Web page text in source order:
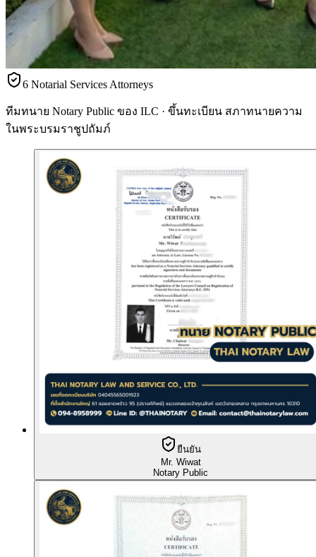
6 Notarial Services Attorneys
ทีมทนาย Notary Public ของ ILC · ขึ้นทะเบียน สภาทนายความ
ในพระบรมราชูปถัมภ์
ยืนยัน
Mr. Wiwat
Notary Public